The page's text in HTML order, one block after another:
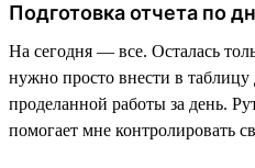
Подготовка отчета по
На сегодня — все. Осталась
нужно просто внести в таблицу
проделанной работы за день.
помогает мне контролировать